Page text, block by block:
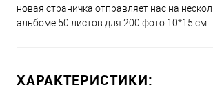
новая страничка отправляет нас на
альбоме 50 листов для 200 фото 10*15 см.
ХАРАКТЕРИСТИКИ: